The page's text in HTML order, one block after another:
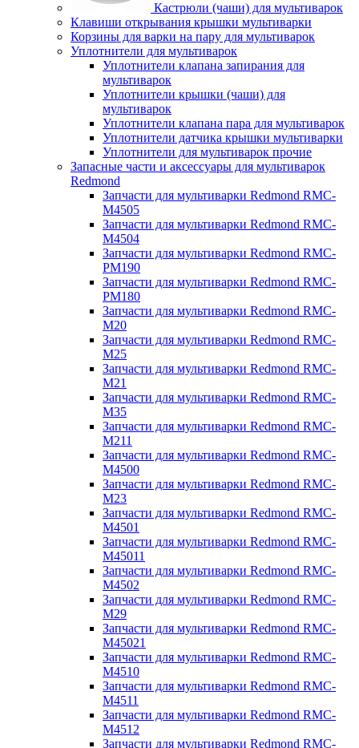
Кастрюли (чаши) для мультиварок
Клавиши открывания крышки мультиварки
Корзины для варки на пару для мультиварок
Уплотнители для мультиварок
Уплотнители клапана запирания для
мультиварок
Уплотнители крышки (чаши) для
мультиварок
Уплотнители клапана пара для мультиварок
Уплотнители датчика крышки мультиварки
Уплотнители для мультиварок прочие
Запасные части и аксессуары для мультиварок
Redmond
Запчасти для мультиварки Redmond RMC-
M4505
Запчасти для мультиварки Redmond RMC-
M4504
Запчасти для мультиварки Redmond RMC-
PM190
Запчасти для мультиварки Redmond RMC-
PM180
Запчасти для мультиварки Redmond RMC-
M20
Запчасти для мультиварки Redmond RMC-
M25
Запчасти для мультиварки Redmond RMC-
M21
Запчасти для мультиварки Redmond RMC-
M35
Запчасти для мультиварки Redmond RMC-
M211
Запчасти для мультиварки Redmond RMC-
M4500
Запчасти для мультиварки Redmond RMC-
M23
Запчасти для мультиварки Redmond RMC-
M4501
Запчасти для мультиварки Redmond RMC-
M45011
Запчасти для мультиварки Redmond RMC-
M4502
Запчасти для мультиварки Redmond RMC-
M29
Запчасти для мультиварки Redmond RMC-
M45021
Запчасти для мультиварки Redmond RMC-
M4510
Запчасти для мультиварки Redmond RMC-
M4511
Запчасти для мультиварки Redmond RMC-
M4512
Запчасти для мультиварки Redmond RMC-